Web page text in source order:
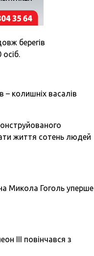
берегів
– колишніх васалів
життя сотень людей
Микола Гоголь уперше
III повінчався з